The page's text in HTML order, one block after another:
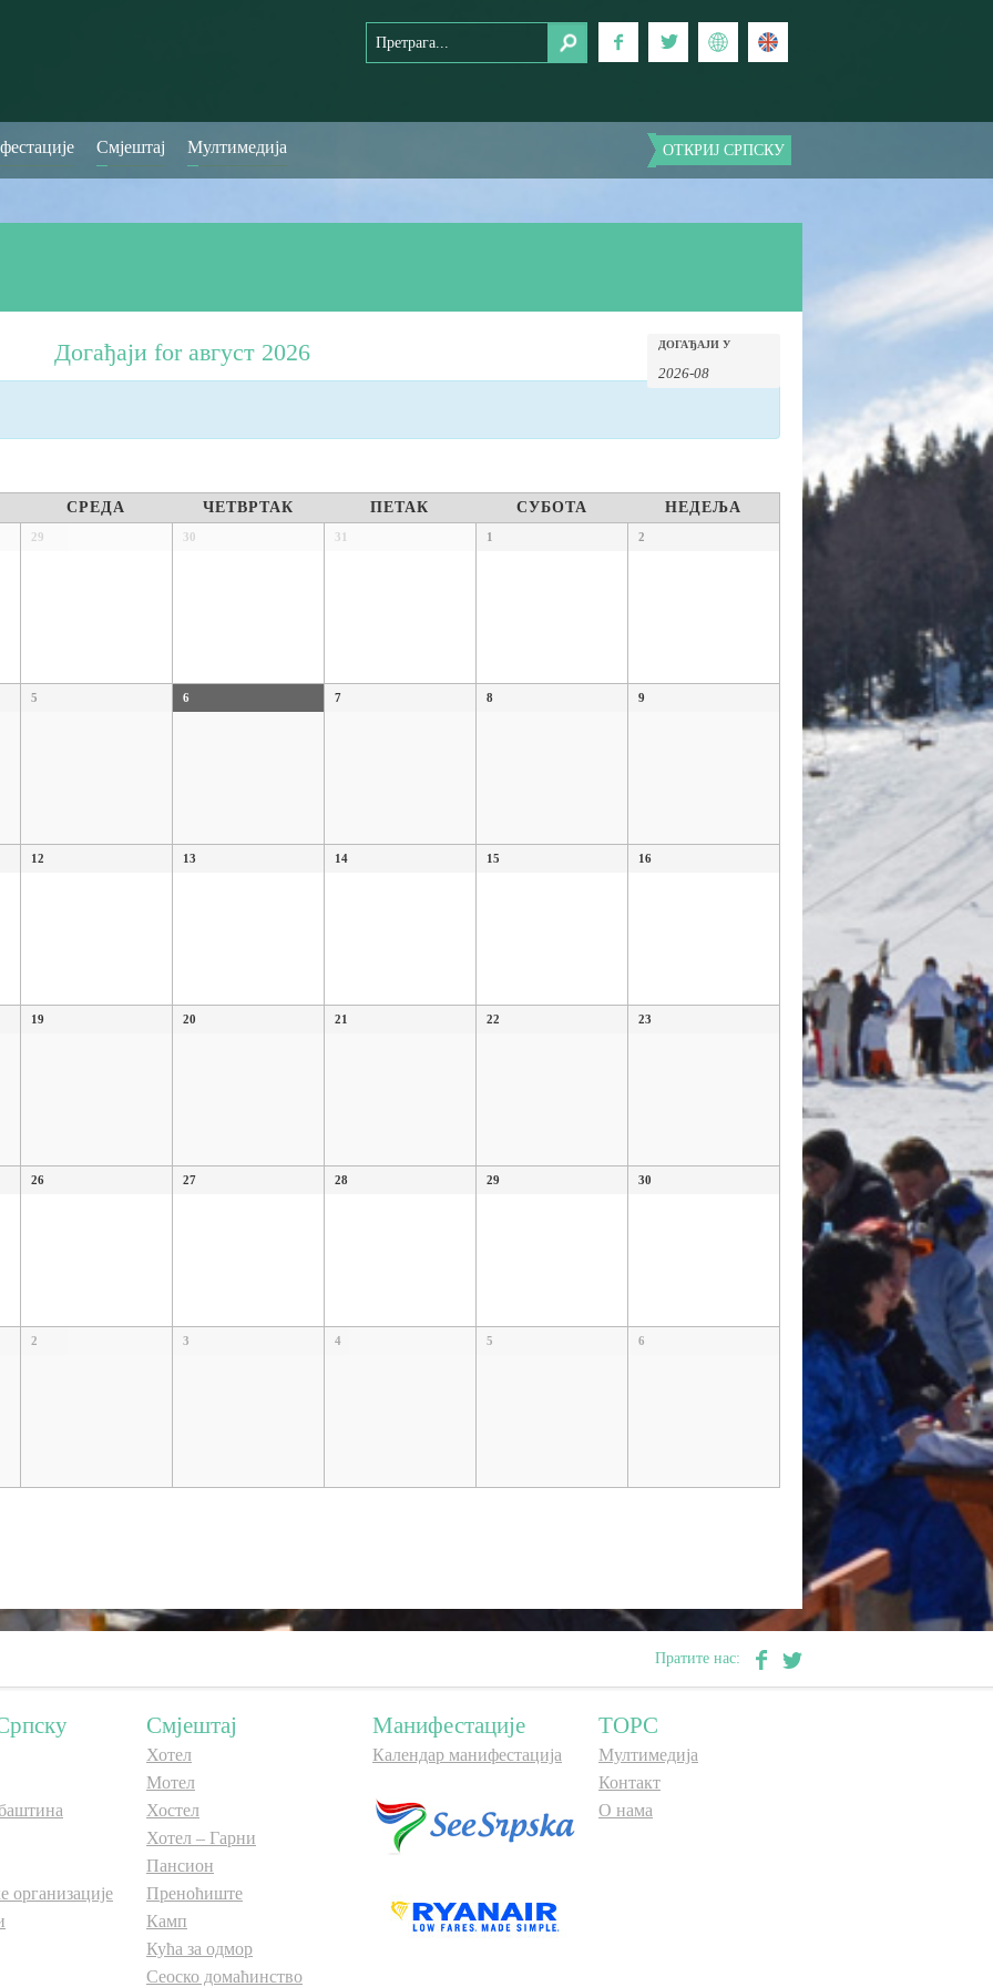
Смјештај Мултимедија ОТКРИЈ СРПСКУ
ДОГАЂАЈИ У
Догађаји for август 2026
СРЕДА ЧЕТВРТАК ПЕТАК СУБОТА НЕДЕЉА
29 30 31 1 2
5 6 7 8 9
12 13 14 15 16
19 20 21 22 23
26 27 28 29 30
2 3 4 5 6
Пратите нас:
организације
Смјештај
Хотел
Мотел
Хостел
Хотел – Гарни
Пансион
Преноћиште
Камп
Кућа за одмор
Сеоско домаћинство
Манифестације
Календар манифестација
ТОРС
Мултимедија
Контакт
О нама